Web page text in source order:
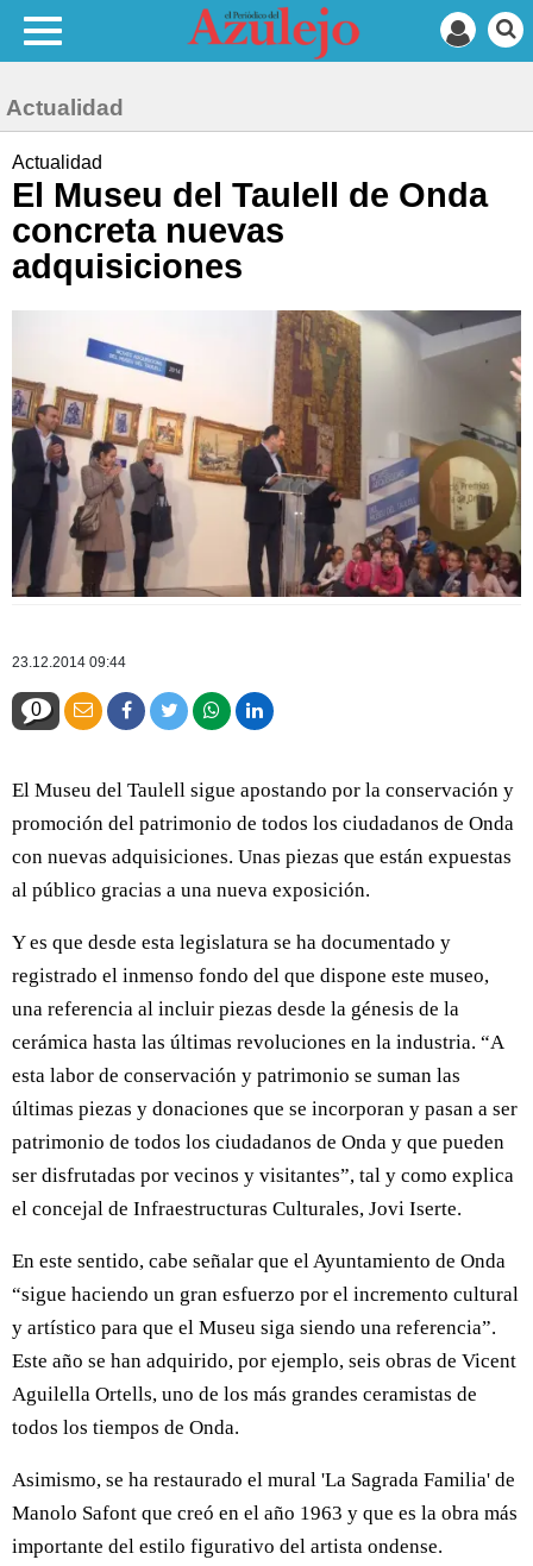
Actualidad
Actualidad
El Museu del Taulell de Onda
concreta nuevas
adquisiciones
23.12.2014 09:44
0
El Museu del Taulell sigue apostando por la conservación y
promoción del patrimonio de todos los ciudadanos de Onda
con nuevas adquisiciones. Unas piezas que están expuestas
al público gracias a una nueva exposición.
Y es que desde esta legislatura se ha documentado y
registrado el inmenso fondo del que dispone este museo,
una referencia al incluir piezas desde la génesis de la
cerámica hasta las últimas revoluciones en la industria. “A
esta labor de conservación y patrimonio se suman las
últimas piezas y donaciones que se incorporan y pasan a ser
patrimonio de todos los ciudadanos de Onda y que pueden
ser disfrutadas por vecinos y visitantes”, tal y como explica
el concejal de Infraestructuras Culturales, Jovi Iserte.
En este sentido, cabe señalar que el Ayuntamiento de Onda
“sigue haciendo un gran esfuerzo por el incremento cultural
y artístico para que el Museu siga siendo una referencia”.
Este año se han adquirido, por ejemplo, seis obras de Vicent
Aguilella Ortells, uno de los más grandes ceramistas de
todos los tiempos de Onda.
Asimismo, se ha restaurado el mural 'La Sagrada Familia' de
Manolo Safont que creó en el año 1963 y que es la obra más
importante del estilo figurativo del artista ondense.